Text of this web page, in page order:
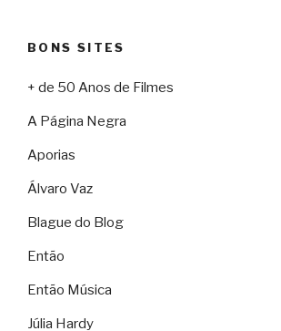
BONS SITES
+ de 50 Anos de Filmes
A Página Negra
Aporias
Álvaro Vaz
Blague do Blog
Então
Então Música
Júlia Hardy